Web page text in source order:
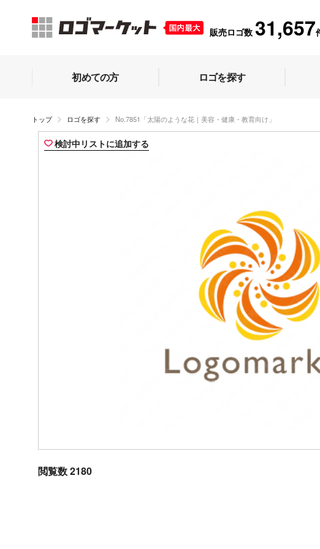
販売ロゴ数 31,657
初めての方 ロゴを探す
トップ ロゴを探す No.7851「太陽のような花｜美容・健康・教育向け」
検討中リストに追加する
閲覧数 2180